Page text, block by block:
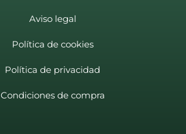
Aviso legal
Política de cookies
Política de privacidad
Condiciones de compra